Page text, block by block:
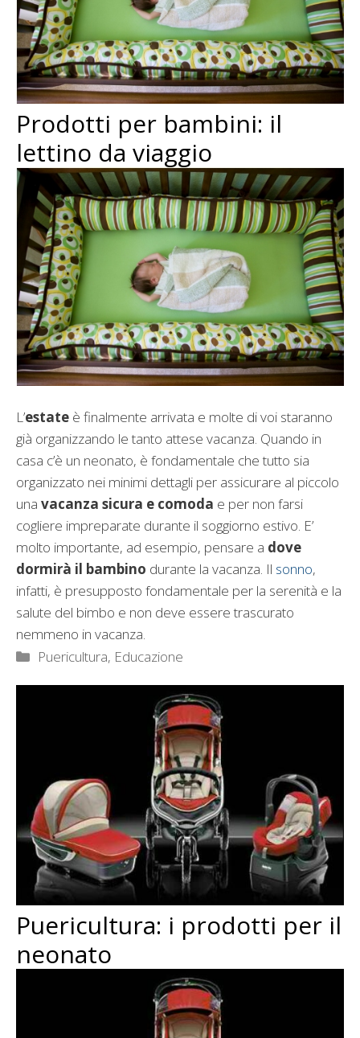
Prodotti per bambini: il
lettino da viaggio
L’estate è finalmente arrivata e molte di voi staranno
già organizzando le tanto attese vacanza. Quando in
casa c’è un neonato, è fondamentale che tutto sia
organizzato nei minimi dettagli per assicurare al piccolo
una vacanza sicura e comoda e per non farsi
cogliere impreparate durante il soggiorno estivo. E’
molto importante, ad esempio, pensare a dove
dormirà il bambino durante la vacanza. Il sonno,
infatti, è presupposto fondamentale per la serenità e la
salute del bimbo e non deve essere trascurato
nemmeno in vacanza.
Categorie
Puericultura, Educazione
Puericultura: i prodotti per il
neonato